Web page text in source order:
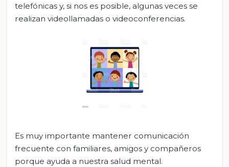
telefónicas y, si nos es posible, algunas veces se
realizan videollamadas o videoconferencias.
Es muy importante mantener comunicación
frecuente con familiares, amigos y compañeros
porque ayuda a nuestra salud mental.